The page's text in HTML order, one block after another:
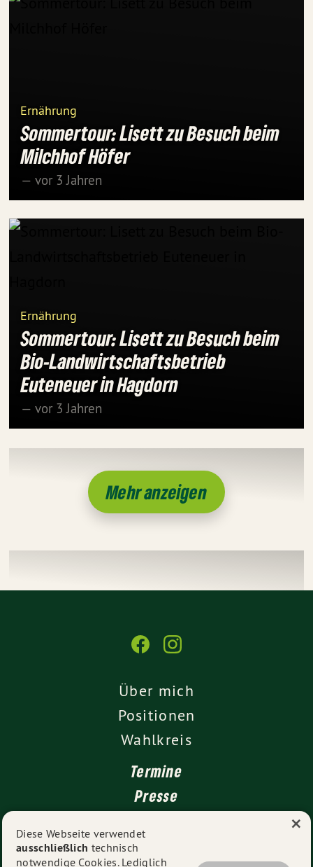
Ernährung
Sommertour: Lisett zu Besuch beim
Milchhof Höfer
— vor 3 Jahren
Ernährung
Sommertour: Lisett zu Besuch beim
Bio-Landwirtschaftsbetrieb
Euteneuer in Hagdorn
— vor 3 Jahren
Mehr anzeigen
Über mich
Positionen
Wahlkreis
Termine
Presse
Impressum
Diese Webseite verwendet
ausschließlich technisch
notwendige Cookies. Lediglich
×